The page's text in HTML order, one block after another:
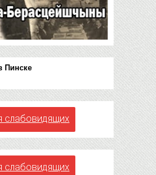
Пинске
слабовидящих
слабовидящих